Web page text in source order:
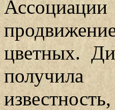
цветных.
получила
известность,